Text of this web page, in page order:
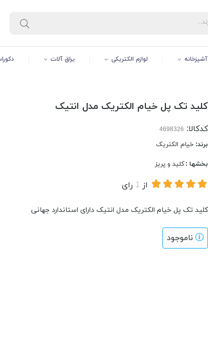
لوازم الکتریکی یراق آلات
کلید تک پل خیام الکتریک مدل انتیک
کدکالا:
برند:خیام الکتریک
بخشها :کلید و پریز
از 1 رای
کلید تک پل خیام الکتریک مدل انتیک دارای استاندارد جهانی
ناموجود